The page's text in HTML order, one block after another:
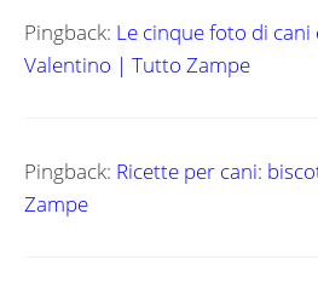
Pingback: Le cinque foto di cani
Valentino | Tutto Zampe
Pingback: Ricette per cani:
Zampe